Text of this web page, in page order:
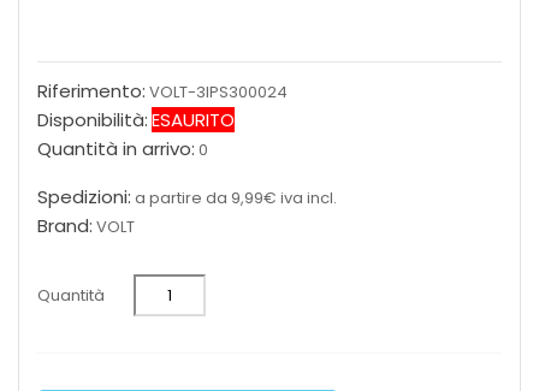
Riferimento: VOLT-3IPS300024
Disponibilità:ESAURITO
Quantità in arrivo: 0
Spedizioni: a partire da 9,99€ iva incl.
Brand: VOLT
Quantità